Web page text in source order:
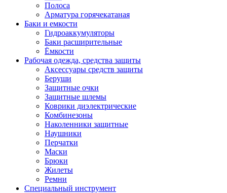
Полоса
Арматура горячекатаная
Баки и емкости
Гидроаккумуляторы
Баки расширительные
Ёмкости
Рабочая одежда, средства защиты
Аксессуары средств защиты
Беруши
Защитные очки
Защитные шлемы
Коврики диэлектрические
Комбинезоны
Наколенники защитные
Наушники
Перчатки
Маски
Брюки
Жилеты
Ремни
Специальный инструмент